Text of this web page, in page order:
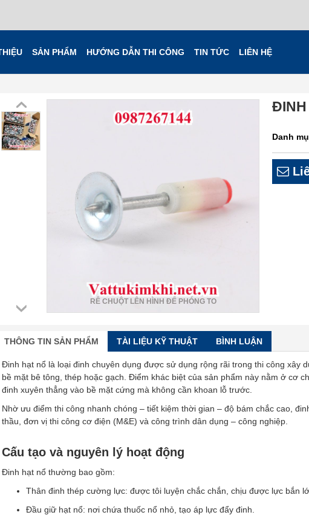
SẢN PHẨM HƯỚNG DẪN THI CÔNG TIN TỨC LIÊN HỆ
RÊ CHUỘT LÊN HÌNH ĐỂ PHÓNG TO
ĐINH
Danh
THÔNG TIN SẢN PHẨM TÀI LIỆU KỸ THUẬT BÌNH LUẬN
Đinh hạt nổ là loại đinh chuyên dụng được sử dụng rộng rãi trong thi công xây
bề mặt bê tông, thép hoặc gạch. Điểm khác biệt của sản phẩm này nằm ở cơ
đinh xuyên thẳng vào bề mặt cứng mà không cần khoan lỗ trước.
Nhờ ưu điểm thi công nhanh chóng – tiết kiệm thời gian – độ bám chắc cao,
thầu, đơn vị thi công cơ điện (M&E) và công trình dân dụng – công nghiệp.
Cấu tạo và nguyên lý hoạt động
Đinh hạt nổ thường bao gồm:
Thân đinh thép cường lực: được tôi luyện chắc chắn, chịu được lực bắn
Đầu giữ hạt nổ: nơi chứa thuốc nổ nhỏ, tạo áp lực đẩy đinh.